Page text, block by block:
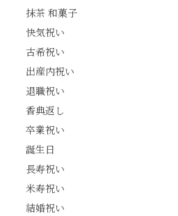
小倉山荘のお菓子のサ
で🎁最後の最後まで"お
もてなし"の心を教えて
いただきました。 プロ
ドライバーならではの
ルート取り、駐車場事
情、お客様を飽きさせ
ない語り口…。楽しみ
ながら学びっぱなしの
のガイド活動にしっか
り活かしていきます💪
西山、ほんまにええと
抹茶 和菓子
快気祝い
古希祝い
出産内祝い
退職祝い
香典返し
卒業祝い
誕生日
長寿祝い
米寿祝い
結婚祝い